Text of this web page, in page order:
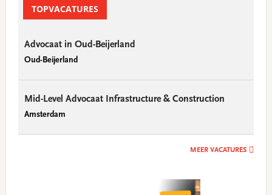
SidebarTOPVACATURES
Advocaat in Oud-Beijerland
Oud-Beijerland
Mid-Level Advocaat Infrastructure & Construction
Amsterdam
MEER VACATURES